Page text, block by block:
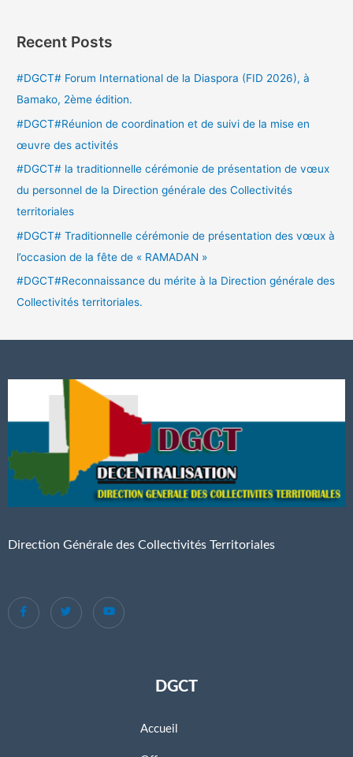
Recent Posts
#DGCT# Forum International de la Diaspora (FID 2026), à
Bamako, 2ème édition.
#DGCT#Réunion de coordination et de suivi de la mise en
œuvre des activités
#DGCT# la traditionnelle cérémonie de présentation de vœux
du personnel de la Direction générale des Collectivités
territoriales
#DGCT# Traditionnelle cérémonie de présentation des vœux à
l’occasion de la fête de « RAMADAN »
#DGCT#Reconnaissance du mérite à la Direction générale des
Collectivités territoriales.
Direction Générale des Collectivités Territoriales
DGCT
Accueil